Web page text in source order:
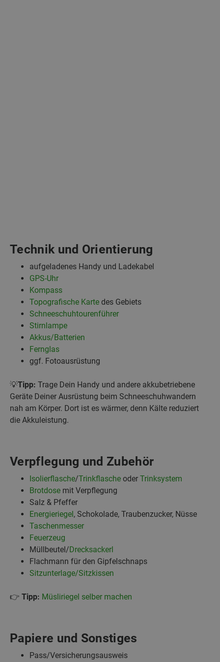
Technik und Orientierung
aufgeladenes Handy und Ladekabel
GPS-Uhr
Kompass
Topografische Karte des Gebiets
Schneeschuhtourenführer
Stirnlampe
Akkus/Batterien
Fernglas
ggf. Fotoausrüstung
💡Tipp: Trage Dein Handy und andere akkubetriebene
Geräte Deiner Ausrüstung beim Schneeschuhwandern
nah am Körper. Dort ist es wärmer, denn Kälte reduziert
die Akkuleistung.
Verpflegung und Zubehör
Isolierflasche/Trinkflasche oder Trinksystem
Brotdose mit Verpflegung
Salz & Pfeffer
Energieriegel, Schokolade, Traubenzucker, Nüsse
Taschenmesser
Feuerzeug
Müllbeutel/Drecksackerl
Flachmann für den Gipfelschnaps
Sitzunterlage/Sitzkissen
👉 Tipp: Müsliriegel selber machen
Papiere und Sonstiges
Pass/Versicherungsausweis